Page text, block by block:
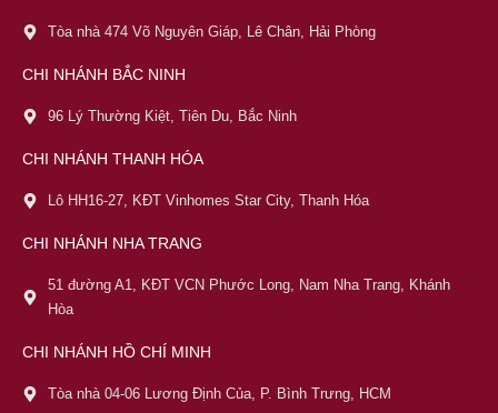
Tòa nhà 474 Võ Nguyên Giáp, Lê Chân, Hải Phòng
CHI NHÁNH BẮC NINH
96 Lý Thường Kiệt, Tiên Du, Bắc Ninh
CHI NHÁNH THANH HÓA
Lô HH16-27, KĐT Vinhomes Star City, Thanh Hóa
CHI NHÁNH NHA TRANG
51 đường A1, KĐT VCN Phước Long, Nam Nha Trang, Khánh
Hòa
CHI NHÁNH HỒ CHÍ MINH
Tòa nhà 04-06 Lương Định Của, P. Bình Trưng, HCM